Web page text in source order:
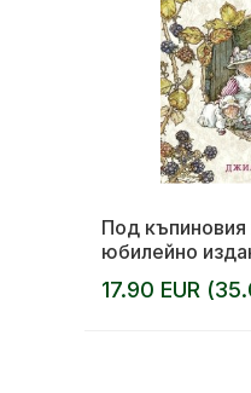
Под
юбилейно
17.90 EUR